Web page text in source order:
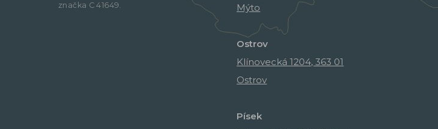
značka C 41649.
Mýto
Ostrov
Klínovecká 1204, 363 01
Ostrov
Písek